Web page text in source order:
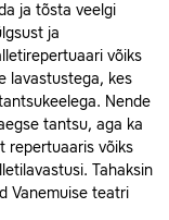
ja tõsta veelgi
ja
võiks
lavastustega, kes
Nende
tantsu, aga ka
repertuaaris võiks
Tahaksin
Vanemuise teatri